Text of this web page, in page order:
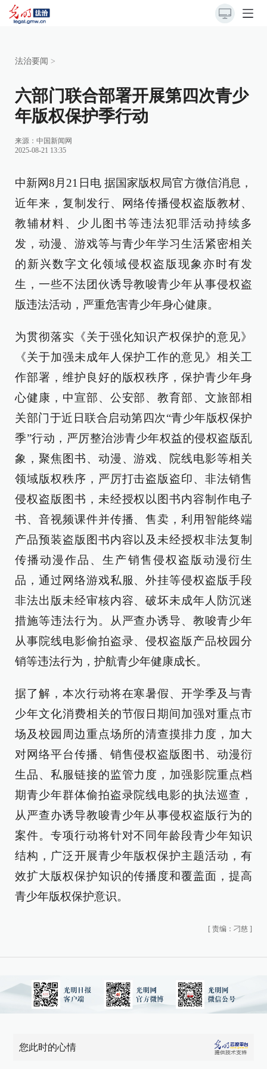
法治要闻 >
六部门联合部署开展第四次青少
年版权保护季行动
来源： 中国新闻网
2025-08-21 13:35
中新网8月21日电 据国家版权局官方微信消息，
近年来，复制发行、网络传播侵权盗版教材、
教辅材料、少儿图书等违法犯罪活动持续多
发，动漫、游戏等与青少年学习生活紧密相关
的新兴数字文化领域侵权盗版现象亦时有发
生，一些不法团伙诱导教唆青少年从事侵权盗
版违法活动，严重危害青少年身心健康。
为贯彻落实《关于强化知识产权保护的意见》
《关于加强未成年人保护工作的意见》相关工
作部署，维护良好的版权秩序，保护青少年身
心健康，中宣部、公安部、教育部、文旅部相
关部门于近日联合启动第四次“青少年版权保护
季”行动，严厉整治涉青少年权益的侵权盗版乱
象，聚焦图书、动漫、游戏、院线电影等相关
领域版权秩序，严厉打击盗版盗印、非法销售
侵权盗版图书，未经授权以图书内容制作电子
书、音视频课件并传播、售卖，利用智能终端
产品预装盗版图书内容以及未经授权非法复制
传播动漫作品、生产销售侵权盗版动漫衍生
品，通过网络游戏私服、外挂等侵权盗版手段
非法出版未经审核内容、破坏未成年人防沉迷
措施等违法行为。从严查办诱导、教唆青少年
从事院线电影偷拍盗录、侵权盗版产品校园分
销等违法行为，护航青少年健康成长。
据了解，本次行动将在寒暑假、开学季及与青
少年文化消费相关的节假日期间加强对重点市
场及校园周边重点场所的清查摸排力度，加大
对网络平台传播、销售侵权盗版图书、动漫衍
生品、私服链接的监管力度，加强影院重点档
期青少年群体偷拍盗录院线电影的执法巡查，
从严查办诱导教唆青少年从事侵权盗版行为的
案件。专项行动将针对不同年龄段青少年知识
结构，广泛开展青少年版权保护主题活动，有
效扩大版权保护知识的传播度和覆盖面，提高
青少年版权保护意识。
[ 责编：刁慈 ]
您此时的心情